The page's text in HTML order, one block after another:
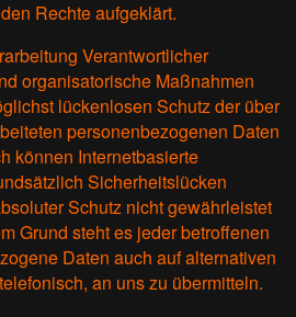
Rechte aufgeklärt.
Verantwortlicher
organisatorische Maßnahmen
lückenlosen Schutz der über
personenbezogenen Daten
können Internetbasierte
Sicherheitslücken
Schutz nicht gewährleistet
Grund steht es jeder betroffenen
Daten auch auf alternativen
an uns zu übermitteln.